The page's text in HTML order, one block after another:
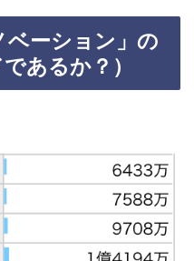
ベーション」の
あるか？）